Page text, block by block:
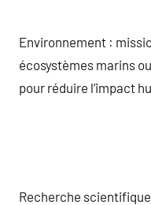
Environnement :
écosystèmes marins
pour réduire l’impact
Recherche